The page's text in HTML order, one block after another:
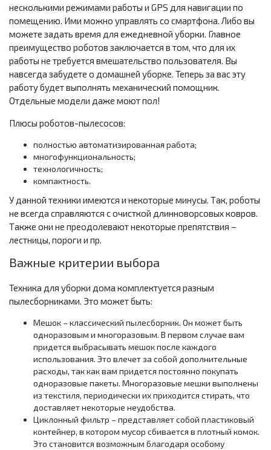
несколькими режимами работы и GPS для навигации по
помещению. Ими можно управлять со смартфона. Либо вы
можете задать время для ежедневной уборки. Главное
преимущество роботов заключается в том, что для их
работы не требуется вмешательство пользователя. Вы
навсегда забудете о домашней уборке. Теперь за вас эту
работу будет выполнять механический помощник.
Отдельные модели даже моют пол!
Плюсы роботов-пылесосов:
полностью автоматизированная работа;
многофункциональность;
технологичность;
компактность.
У данной техники имеются и некоторые минусы. Так, роботы
не всегда справляются с очисткой длинноворсовых ковров.
Также они не преодолевают некоторые препятствия –
лестницы, пороги и пр.
Важные критерии выбора
Техника для уборки дома комплектуется разным
пылесборниками. Это может быть:
Мешок – классический пылесборник. Он может быть
одноразовым и многоразовым. В первом случае вам
придется выбрасывать мешок после каждого
использования. Это влечет за собой дополнительные
расходы, так как вам придется постоянно покупать
одноразовые пакеты. Многоразовые мешки выполнены
из текстиля, периодически их приходится стирать, что
доставляет некоторые неудобства.
Циклонный фильтр – представляет собой пластиковый
контейнер, в котором мусор сбивается в плотный комок.
Это становится возможным благодаря особому